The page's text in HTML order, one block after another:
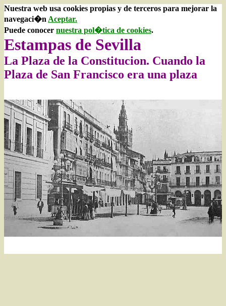
Nuestra web usa cookies propias y de terceros para mejorar la
navegaci�n Aceptar.
Puede conocer nuestra pol�tica de cookies.
Estampas de Sevilla
La Plaza de la Constitucion. Cuando la
Plaza de San Francisco era una plaza